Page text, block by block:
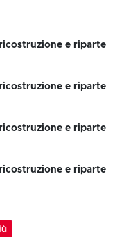
e riparte
e riparte
e riparte
e riparte